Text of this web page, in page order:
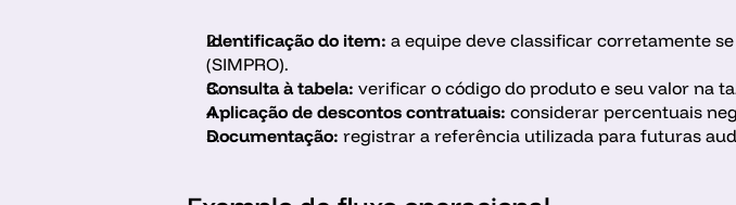
Identificação do item: a equipe deve classificar corretamente
(SIMPRO).
Consulta à tabela: verificar o código do produto e seu valor na
Aplicação de descontos contratuais: considerar percentuais
Documentação: registrar a referência utilizada para futuras